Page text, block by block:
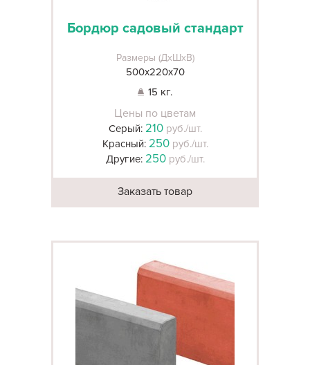
Бордюр садовый стандарт
Размеры (ДхШхВ)
500х220х70
15 кг.
Цены по цветам
Серый: 210 руб./шт.
Красный: 250 руб./шт.
Другие: 250 руб./шт.
Заказать товар